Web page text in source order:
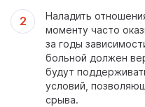
Наладить
моменту часто
за годы
больной должен
будут
условий,
срыва.